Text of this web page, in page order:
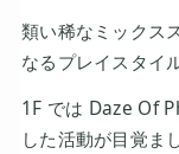
類い稀なミックス
なるプレイスタイ
1F では Daze Of
した活動が目覚ま